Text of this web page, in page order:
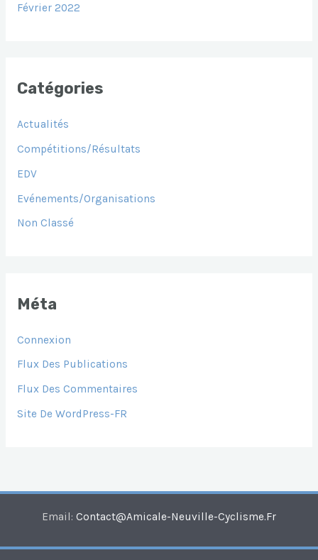
Février 2022
Catégories
Actualités
Compétitions/Résultats
EDV
Evénements/Organisations
Non Classé
Méta
Connexion
Flux Des Publications
Flux Des Commentaires
Site De WordPress-FR
Email: Contact@amicale-Neuville-Cyclisme.fr